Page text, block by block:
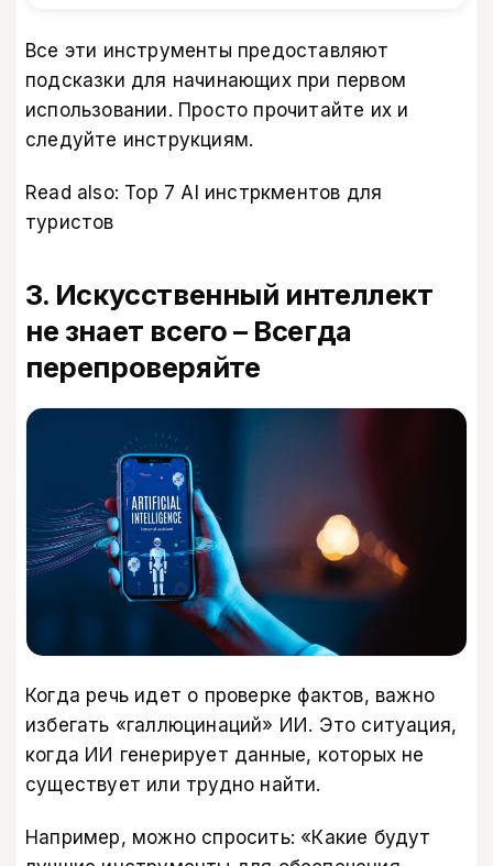
Все эти инструменты предоставляют
подсказки для начинающих при первом
использовании. Просто прочитайте их и
следуйте инструкциям.
Read also: Top 7 AI инстркментов для
туристов
3. Искусственный интеллект
не знает всего – Всегда
перепроверяйте
Когда речь идет о проверке фактов, важно
избегать «галлюцинаций» ИИ. Это ситуация,
когда ИИ генерирует данные, которых не
существует или трудно найти.
Например, можно спросить: «Какие будут